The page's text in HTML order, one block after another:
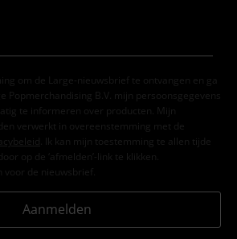
om de Large-nieuwsbrief te ontvangen en ga
Popmerchandising B.V. mijn persoonsgegevens
te informeren over producten. Mijn
verwerkt in overeenstemming met de
. Ik kan mijn toestemming te allen tijde
op de ‘afmelden’-link te klikken.
de nieuwsbrief.
Aanmelden